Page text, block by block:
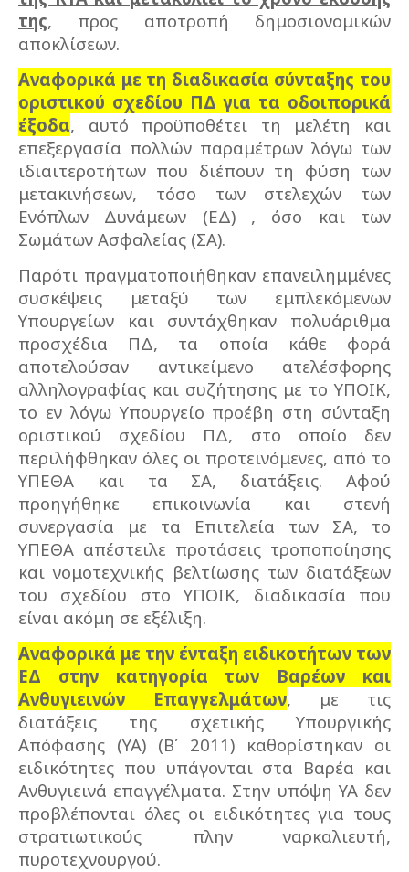
της, προς αποτροπή δημοσιονομικών
αποκλίσεων.
Αναφορικά με τη διαδικασία σύνταξης του
οριστικού σχεδίου ΠΔ για τα οδοιπορικά
έξοδα, αυτό προϋποθέτει τη μελέτη και
επεξεργασία πολλών παραμέτρων λόγω των
ιδιαιτεροτήτων που διέπουν τη φύση των
μετακινήσεων, τόσο των στελεχών των
Ενόπλων Δυνάμεων (ΕΔ) , όσο και των
Σωμάτων Ασφαλείας (ΣΑ).
Παρότι πραγματοποιήθηκαν επανειλημμένες
συσκέψεις μεταξύ των εμπλεκόμενων
Υπουργείων και συντάχθηκαν πολυάριθμα
προσχέδια ΠΔ, τα οποία κάθε φορά
αποτελούσαν αντικείμενο ατελέσφορης
αλληλογραφίας και συζήτησης με το ΥΠΟΙΚ,
το εν λόγω Υπουργείο προέβη στη σύνταξη
οριστικού σχεδίου ΠΔ, στο οποίο δεν
περιλήφθηκαν όλες οι προτεινόμενες, από το
ΥΠΕΘΑ και τα ΣΑ, διατάξεις. Αφού
προηγήθηκε επικοινωνία και στενή
συνεργασία με τα Επιτελεία των ΣΑ, το
ΥΠΕΘΑ απέστειλε προτάσεις τροποποίησης
και νομοτεχνικής βελτίωσης των διατάξεων
του σχεδίου στο ΥΠΟΙΚ, διαδικασία που
είναι ακόμη σε εξέλιξη.
Αναφορικά με την ένταξη ειδικοτήτων των
ΕΔ στην κατηγορία των Βαρέων και
Ανθυγιεινών Επαγγελμάτων, με τις
διατάξεις της σχετικής Υπουργικής
Απόφασης (ΥΑ) (Β΄ 2011) καθορίστηκαν οι
ειδικότητες που υπάγονται στα Βαρέα και
Ανθυγιεινά επαγγέλματα. Στην υπόψη ΥΑ δεν
προβλέπονται όλες οι ειδικότητες για τους
στρατιωτικούς πλην ναρκαλιευτή,
πυροτεχνουργού.